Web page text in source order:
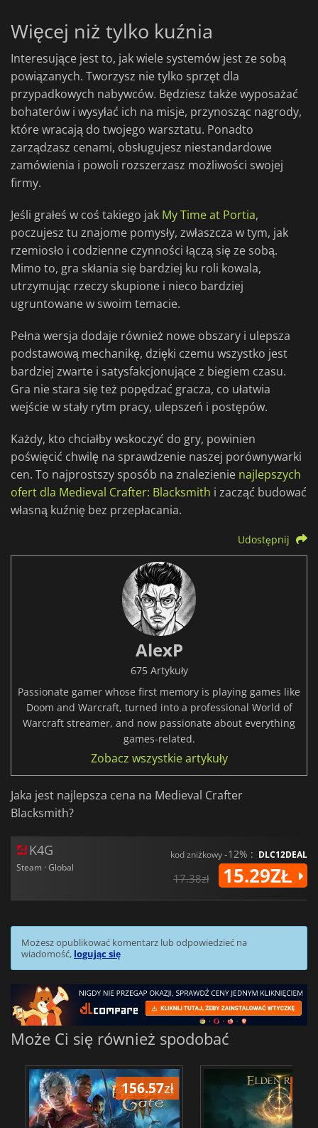
Więcej niż tylko kuźnia
Interesujące jest to, jak wiele systemów jest ze sobą
powiązanych. Tworzysz nie tylko sprzęt dla
przypadkowych nabywców. Będziesz także wyposażać
bohaterów i wysyłać ich na misje, przynosząc nagrody,
które wracają do twojego warsztatu. Ponadto
zarządzasz cenami, obsługujesz niestandardowe
zamówienia i powoli rozszerzasz możliwości swojej
firmy.
Jeśli grałeś w coś takiego jak My Time at Portia,
poczujesz tu znajome pomysły, zwłaszcza w tym, jak
rzemiosło i codzienne czynności łączą się ze sobą.
Mimo to, gra skłania się bardziej ku roli kowala,
utrzymując rzeczy skupione i nieco bardziej
ugruntowane w swoim temacie.
Pełna wersja dodaje również nowe obszary i ulepsza
podstawową mechanikę, dzięki czemu wszystko jest
bardziej zwarte i satysfakcjonujące z biegiem czasu.
Gra nie stara się też popędzać gracza, co ułatwia
wejście w stały rytm pracy, ulepszeń i postępów.
Każdy, kto chciałby wskoczyć do gry, powinien
poświęcić chwilę na sprawdzenie naszej porównywarki
cen. To najprostszy sposób na znalezienie najlepszych
ofert dla Medieval Crafter: Blacksmith i zacząć budować
własną kuźnię bez przepłacania.
Udostępnij
AlexP
675 Artykuły
Passionate gamer whose first memory is playing games like
Doom and Warcraft, turned into a professional World of
Warcraft streamer, and now passionate about everything
games-related.
Zobacz wszystkie artykuły
Jaka jest najlepsza cena na Medieval Crafter
Blacksmith?
K4G
Steam · Global
kod zniżkowy-12% : DLC12DEAL
17.38zł 15.29ZŁ
Możesz opublikować komentarz lub odpowiedzieć na
wiadomość, logując się
Może Ci się również spodobać
156.57zł